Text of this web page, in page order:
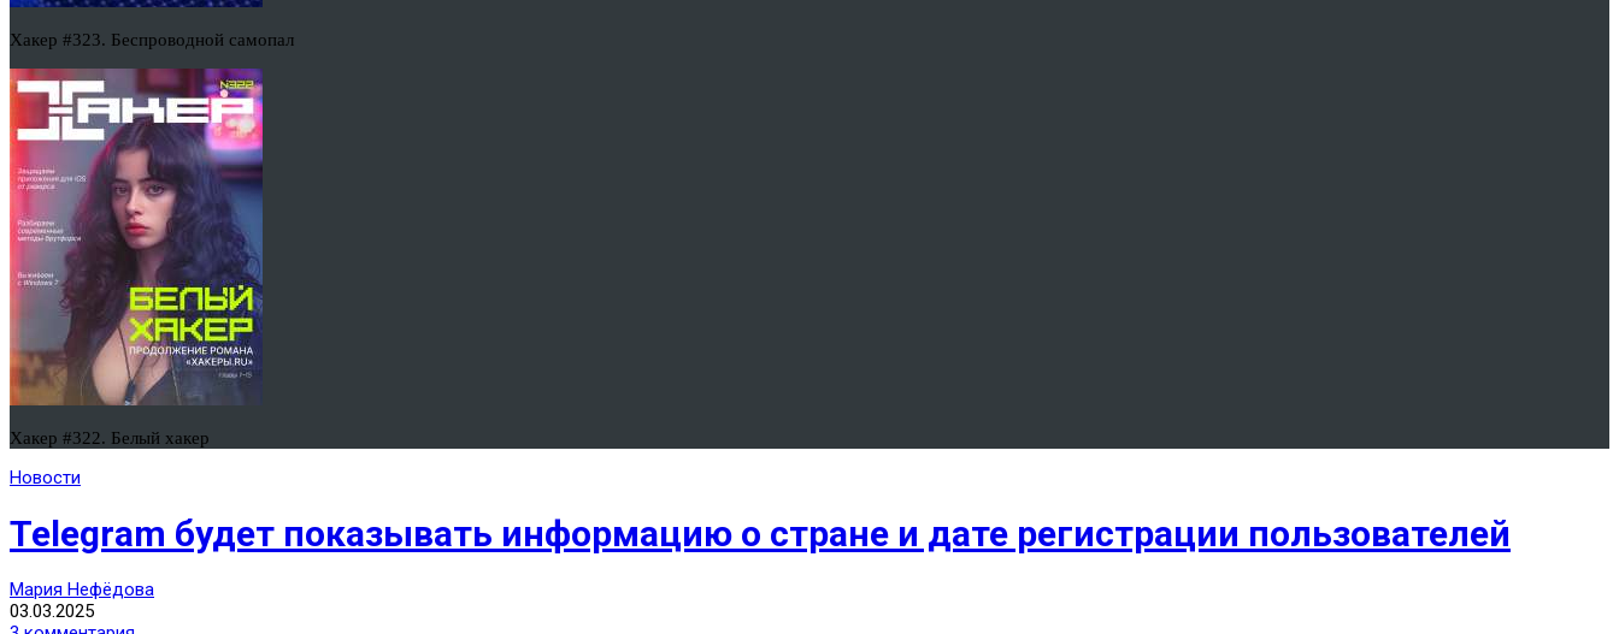
Хакер #323. Беспроводной самопал
Хакер #322. Белый хакер
Новости
Telegram будет показывать информацию о стране и дате регистрации пользователей
Мария Нефёдова
03.03.2025